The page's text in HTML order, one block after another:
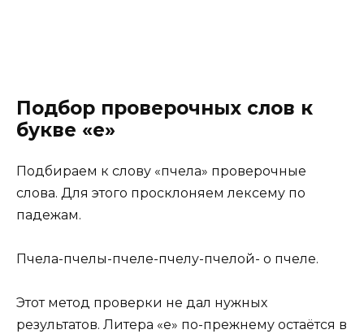
Подбор проверочных слов к
букве «е»
Подбираем к слову «пчела» проверочные
слова. Для этого просклоняем лексему по
падежам.
Пчела-пчелы-пчеле-пчелу-пчелой- о пчеле.
Этот метод проверки не дал нужных
результатов. Литера «е» по-прежнему остаётся в